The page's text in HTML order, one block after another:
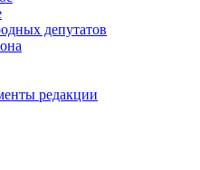
депутатов
редакции